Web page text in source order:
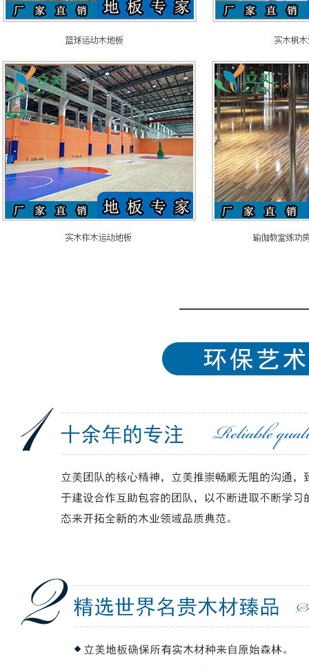
悬浮式体育木地板
篮球馆运动木地板
专业舞蹈木地板
剧院舞台木地板